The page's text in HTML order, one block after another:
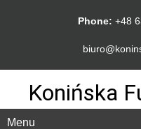
Phone: +48
Konińska
Menu